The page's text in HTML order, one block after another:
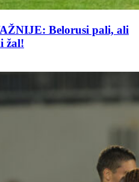
Belorusi pali, ali
žal!